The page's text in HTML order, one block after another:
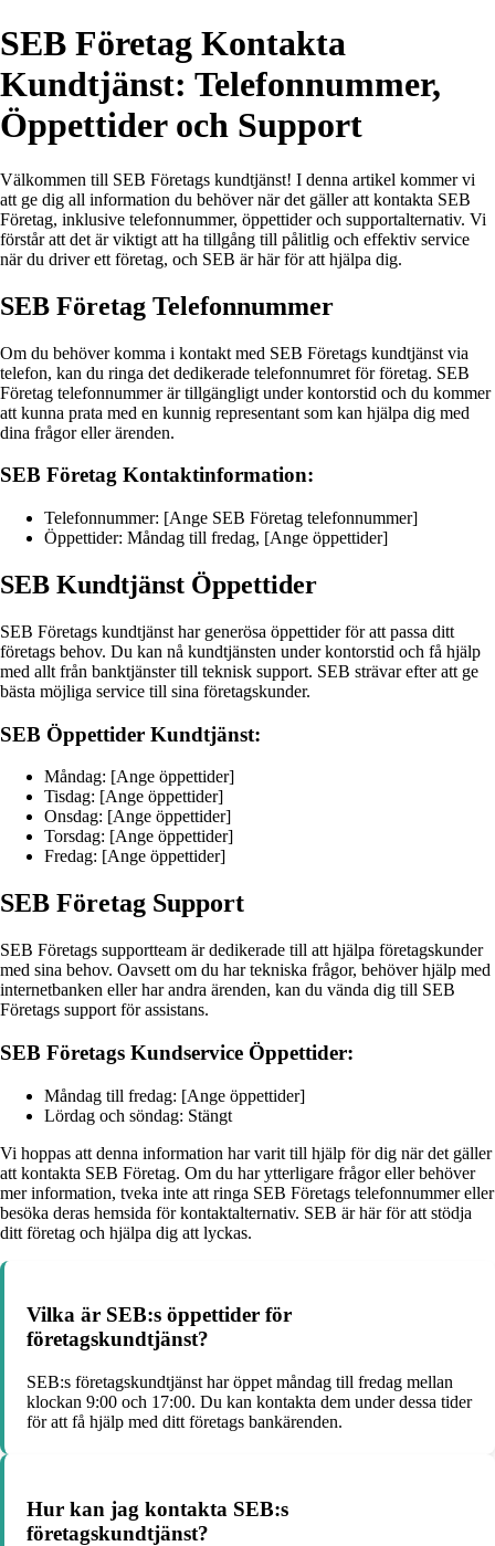
SEB Företag Kontakta
Kundtjänst: Telefonnummer,
Öppettider och Support
Välkommen till SEB Företags kundtjänst! I denna artikel kommer vi
att ge dig all information du behöver när det gäller att kontakta SEB
Företag, inklusive telefonnummer, öppettider och supportalternativ. Vi
förstår att det är viktigt att ha tillgång till pålitlig och effektiv service
när du driver ett företag, och SEB är här för att hjälpa dig.
SEB Företag Telefonnummer
Om du behöver komma i kontakt med SEB Företags kundtjänst via
telefon, kan du ringa det dedikerade telefonnumret för företag. SEB
Företag telefonnummer är tillgängligt under kontorstid och du kommer
att kunna prata med en kunnig representant som kan hjälpa dig med
dina frågor eller ärenden.
SEB Företag Kontaktinformation:
Telefonnummer: [Ange SEB Företag telefonnummer]
Öppettider: Måndag till fredag, [Ange öppettider]
SEB Kundtjänst Öppettider
SEB Företags kundtjänst har generösa öppettider för att passa ditt
företags behov. Du kan nå kundtjänsten under kontorstid och få hjälp
med allt från banktjänster till teknisk support. SEB strävar efter att ge
bästa möjliga service till sina företagskunder.
SEB Öppettider Kundtjänst:
Måndag: [Ange öppettider]
Tisdag: [Ange öppettider]
Onsdag: [Ange öppettider]
Torsdag: [Ange öppettider]
Fredag: [Ange öppettider]
SEB Företag Support
SEB Företags supportteam är dedikerade till att hjälpa företagskunder
med sina behov. Oavsett om du har tekniska frågor, behöver hjälp med
internetbanken eller har andra ärenden, kan du vända dig till SEB
Företags support för assistans.
SEB Företags Kundservice Öppettider:
Måndag till fredag: [Ange öppettider]
Lördag och söndag: Stängt
Vi hoppas att denna information har varit till hjälp för dig när det gäller
att kontakta SEB Företag. Om du har ytterligare frågor eller behöver
mer information, tveka inte att ringa SEB Företags telefonnummer eller
besöka deras hemsida för kontaktalternativ. SEB är här för att stödja
ditt företag och hjälpa dig att lyckas.
Vilka är SEB:s öppettider för
företagskundtjänst?
SEB:s företagskundtjänst har öppet måndag till fredag mellan
klockan 9:00 och 17:00. Du kan kontakta dem under dessa tider
för att få hjälp med ditt företags bankärenden.
Hur kan jag kontakta SEB:s
företagskundtjänst?